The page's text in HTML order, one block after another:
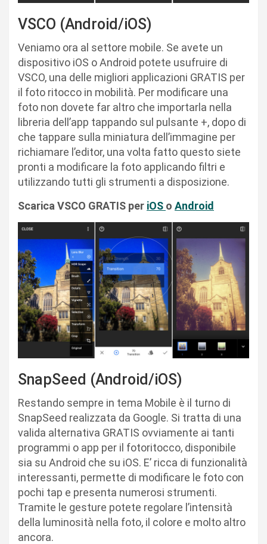
VSCO (Android/iOS)
Veniamo ora al settore mobile. Se avete un
dispositivo iOS o Android potete usufruire di
VSCO, una delle migliori applicazioni GRATIS per
il foto ritocco in mobilità. Per modificare una
foto non dovete far altro che importarla nella
libreria dell’app tappando sul pulsante +, dopo di
che tappare sulla miniatura dell’immagine per
richiamare l’editor, una volta fatto questo siete
pronti a modificare la foto applicando filtri e
utilizzando tutti gli strumenti a disposizione.
Scarica VSCO GRATIS per iOS o Android
SnapSeed (Android/iOS)
Restando sempre in tema Mobile è il turno di
SnapSeed realizzata da Google. Si tratta di una
valida alternativa GRATIS ovviamente ai tanti
programmi o app per il fotoritocco, disponibile
sia su Android che su iOS. E’ ricca di funzionalità
interessanti, permette di modificare le foto con
pochi tap e presenta numerosi strumenti.
Tramite le gesture potete regolare l’intensità
della luminosità nella foto, il colore e molto altro
ancora.